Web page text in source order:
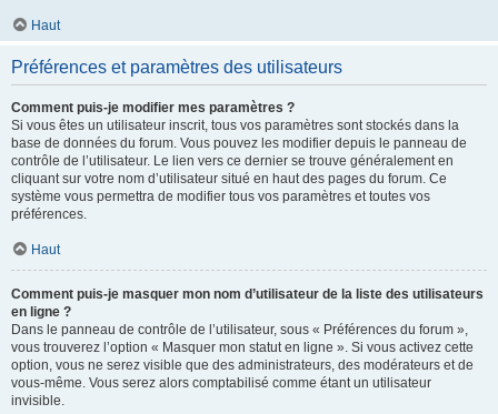
Haut
Préférences et paramètres des utilisateurs
Comment puis-je modifier mes paramètres ?
Si vous êtes un utilisateur inscrit, tous vos paramètres sont stockés dans la
base de données du forum. Vous pouvez les modifier depuis le panneau de
contrôle de l’utilisateur. Le lien vers ce dernier se trouve généralement en
cliquant sur votre nom d’utilisateur situé en haut des pages du forum. Ce
système vous permettra de modifier tous vos paramètres et toutes vos
préférences.
Haut
Comment puis-je masquer mon nom d’utilisateur de la liste des utilisateurs
en ligne ?
Dans le panneau de contrôle de l’utilisateur, sous « Préférences du forum »,
vous trouverez l’option « Masquer mon statut en ligne ». Si vous activez cette
option, vous ne serez visible que des administrateurs, des modérateurs et de
vous-même. Vous serez alors comptabilisé comme étant un utilisateur
invisible.